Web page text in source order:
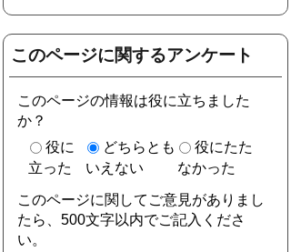
このページに関するアンケート
このページの情報は役に立ちました
か？
役に
立った
どちらとも
いえない
役にたた
なかった
このページに関してご意見がありまし
たら、500文字以内でご記入くださ
い。